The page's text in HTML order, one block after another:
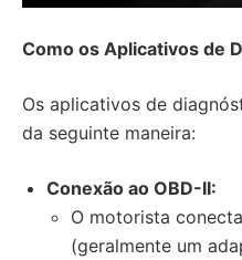
Como os Aplicativos de
Os aplicativos de
da seguinte maneira:
Conexão ao OBD-II:
O motorista
(geralmente um